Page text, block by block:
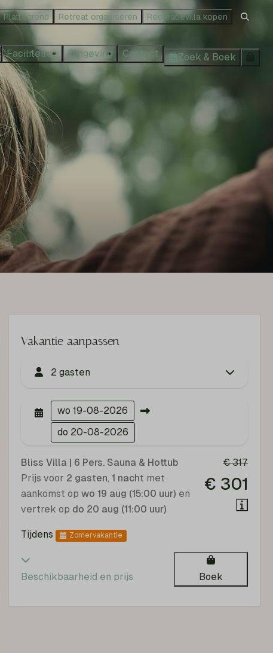
Plattegrond Retreat organiseren Recreatievilla kopen
Faciliteiten Omgeving Contact Zoek & Boek
Vakantie aanpassen
2 gasten
wo 19-08-2026
do 20-08-2026
€ 317
€ 301
Bliss Villa | 6 Pers. Sauna & Hottub
Prijs voor 2 gasten, 1 nacht met
aankomst op wo 19 aug (15:00 uur) en
vertrek op do 20 aug (11:00 uur)
Tijdens Zomervakantie
Beschikbaarheid en prijs Boek